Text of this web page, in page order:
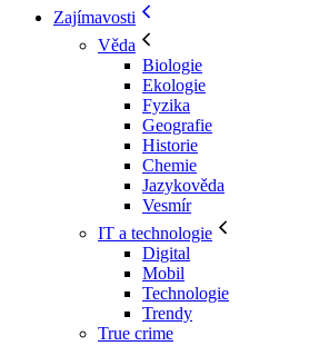
Zajímavosti
Věda
Biologie
Ekologie
Fyzika
Geografie
Historie
Chemie
Jazykověda
Vesmír
IT a technologie
Digital
Mobil
Technologie
Trendy
True crime